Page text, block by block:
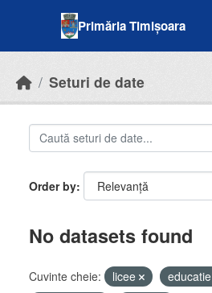
Primăria Timișoara
Seturi de date
Order by
No datasets found
Cuvinte cheie: licee educatie